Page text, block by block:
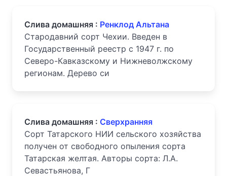
Слива домашняя : Ренклод Альтана
Стародавний сорт Чехии. Введен в
Государственный реестр с 1947 г. по
Северо-Кавказскому и Нижневолжскому
регионам. Дерево си
Слива домашняя : Сверхранняя
Сорт Татарского НИИ сельского хозяйства
получен от свободного опыления сорта
Татарская желтая. Авторы сорта: Л.А.
Севастьянова, Г